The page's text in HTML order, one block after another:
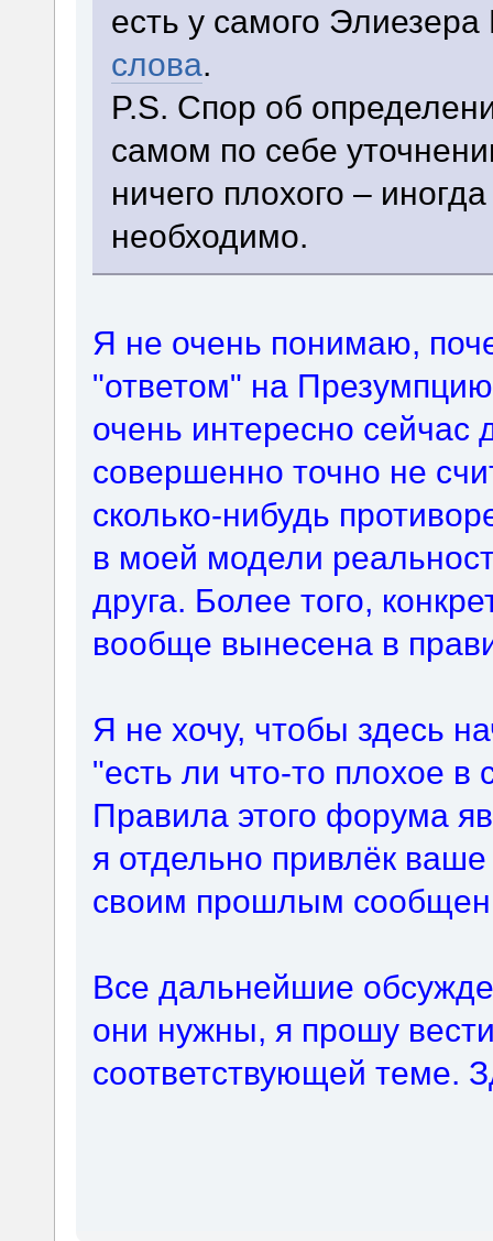
есть у самого
слова.
P.S. Спор об
самом по себе
ничего плохого –
необходимо.
Я не очень понимаю,
"ответом" на
очень интересно сейчас
совершенно точно не
сколько-нибудь
в моей модели
друга. Более того,
вообще вынесена в
Я не хочу, чтобы здесь
"есть ли что-то плохое в
Правила этого форума
я отдельно привлёк
своим прошлым
Все дальнейшие
они нужны, я прошу
соответствующей теме.